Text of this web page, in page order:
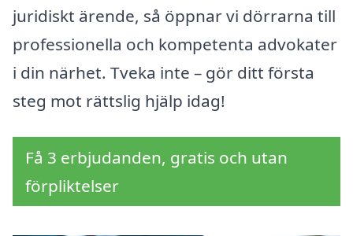
juridiskt ärende, så öppnar vi dörrarna till
professionella och kompetenta advokater
i din närhet. Tveka inte – gör ditt första
steg mot rättslig hjälp idag!
Få 3 erbjudanden, gratis och utan
förpliktelser